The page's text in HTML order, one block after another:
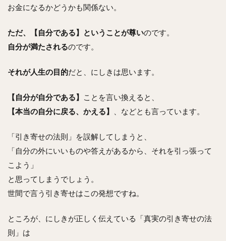
お金になるかどうかも関係ない。
ただ、【自分である】ということが尊いのです。
自分が満たされるのです。
それが人生の目的だと、にしきは思います。
【自分が自分である】
ことを言い換えると、
【本当の自分に戻る、かえる】
、などとも言っています。
「引き寄せの法則」を誤解してしまうと、
「自分の外にいいものや答えがあるから、それを引っ張って
こよう」
と思ってしまうでしょう。
世間で言う引き寄せはこの発想ですね。
ところが、にしきが正しく伝えている「真実の引き寄せの法
則」は